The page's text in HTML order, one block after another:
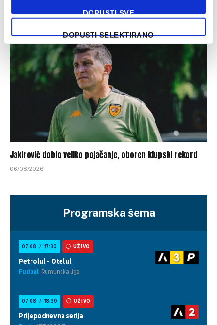
DOPUSTI SVE
DOPUSTI SELEKTIRANO
06/08/2026
Jakirović dobio veliko pojačanje, oboren klupski rekord
06/08/2026
Programska šema